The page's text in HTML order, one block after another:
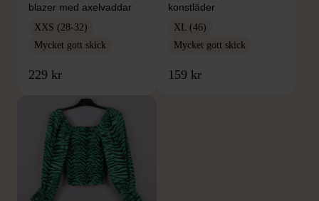
blazer med axelvaddar
XXS (28-32)
Mycket gott skick
229 kr
konstläder
XL (46)
Mycket gott skick
159 kr